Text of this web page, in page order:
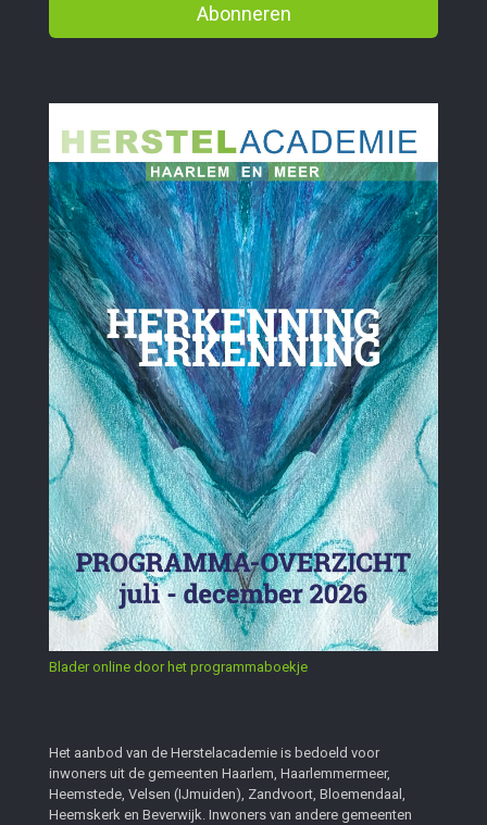
Abonneren
Blader online door het programmaboekje
Het aanbod van de Herstelacademie is bedoeld voor
inwoners uit de gemeenten Haarlem, Haarlemmermeer,
Heemstede, Velsen (IJmuiden), Zandvoort, Bloemendaal,
Heemskerk en Beverwijk. Inwoners van andere gemeenten